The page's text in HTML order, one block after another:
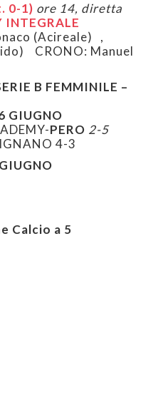
0-1) ore 14, diretta
INTEGRALE
(Acireale) ,
CRONO: Manuel
B FEMMINILE –
GIUGNO
PERO 2-5
4-3
Calcio a 5